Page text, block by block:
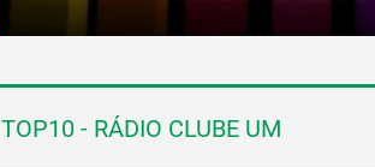
TOP10 - RÁDIO CLUBE UM